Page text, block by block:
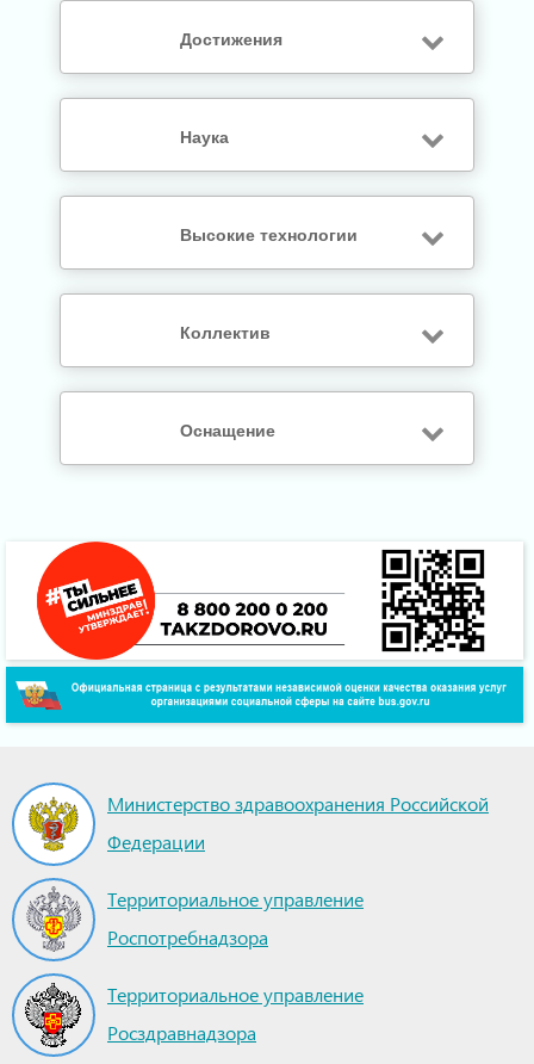
Достижения
Наука
Высокие технологии
Коллектив
Оснащение
Министерство здравоохранения Российской
Федерации
Территориальное управление
Роспотребнадзора
Территориальное управление
Росздравнадзора